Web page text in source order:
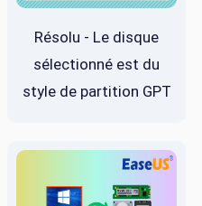
Résolu - Le disque
sélectionné est du
style de partition GPT